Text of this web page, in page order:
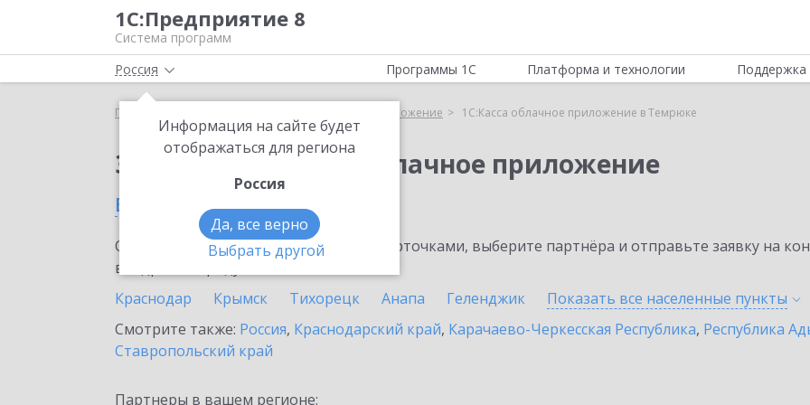
1С:Предприятие 8
Система программ
Россия
Информация на сайте будет
отображаться для региона
Россия
Да, все верно
Выбрать другой
Программы 1С Платформа и технологии Поддержка
Главная 1С:Касса облачное приложение 1С:Касса облачное приложение в Темрюке
Заказать 1С:Касса облачное приложение
в Темрюке
Ознакомьтесь с информационными карточками, выберите партнёра и отправьте заявку на
внедрение продукта.
Краснодар
Крымск Тихорецк Анапа Геленджик Показать все населенные пункты
Смотрите также: Россия, Краснодарский край, Карачаево-Черкесская Республика, Республика
Ставропольский край
Партнеры в вашем регионе: